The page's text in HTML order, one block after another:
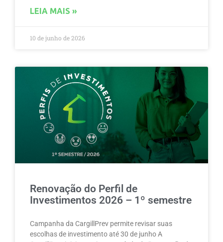
LEIA MAIS »
10 de junho de 2026
Renovação do Perfil de
Investimentos 2026 – 1º semestre
Campanha da CargillPrev permite revisar suas
escolhas de investimento até 30 de junho A